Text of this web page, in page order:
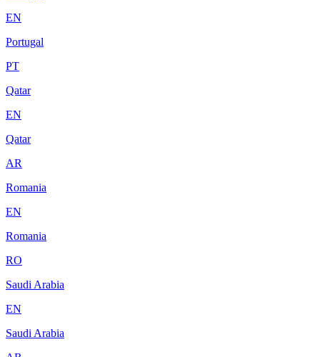
EN
Portugal
PT
Qatar
EN
Qatar
AR
Romania
EN
Romania
RO
Saudi Arabia
EN
Saudi Arabia